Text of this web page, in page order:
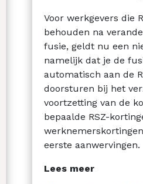
Voor werkgevers die
behouden na
fusie, geldt nu een
namelijk dat je de
automatisch aan de
doorsturen bij het
voortzetting van de
bepaalde RSZ-
eerste aanwervingen.
Lees meer